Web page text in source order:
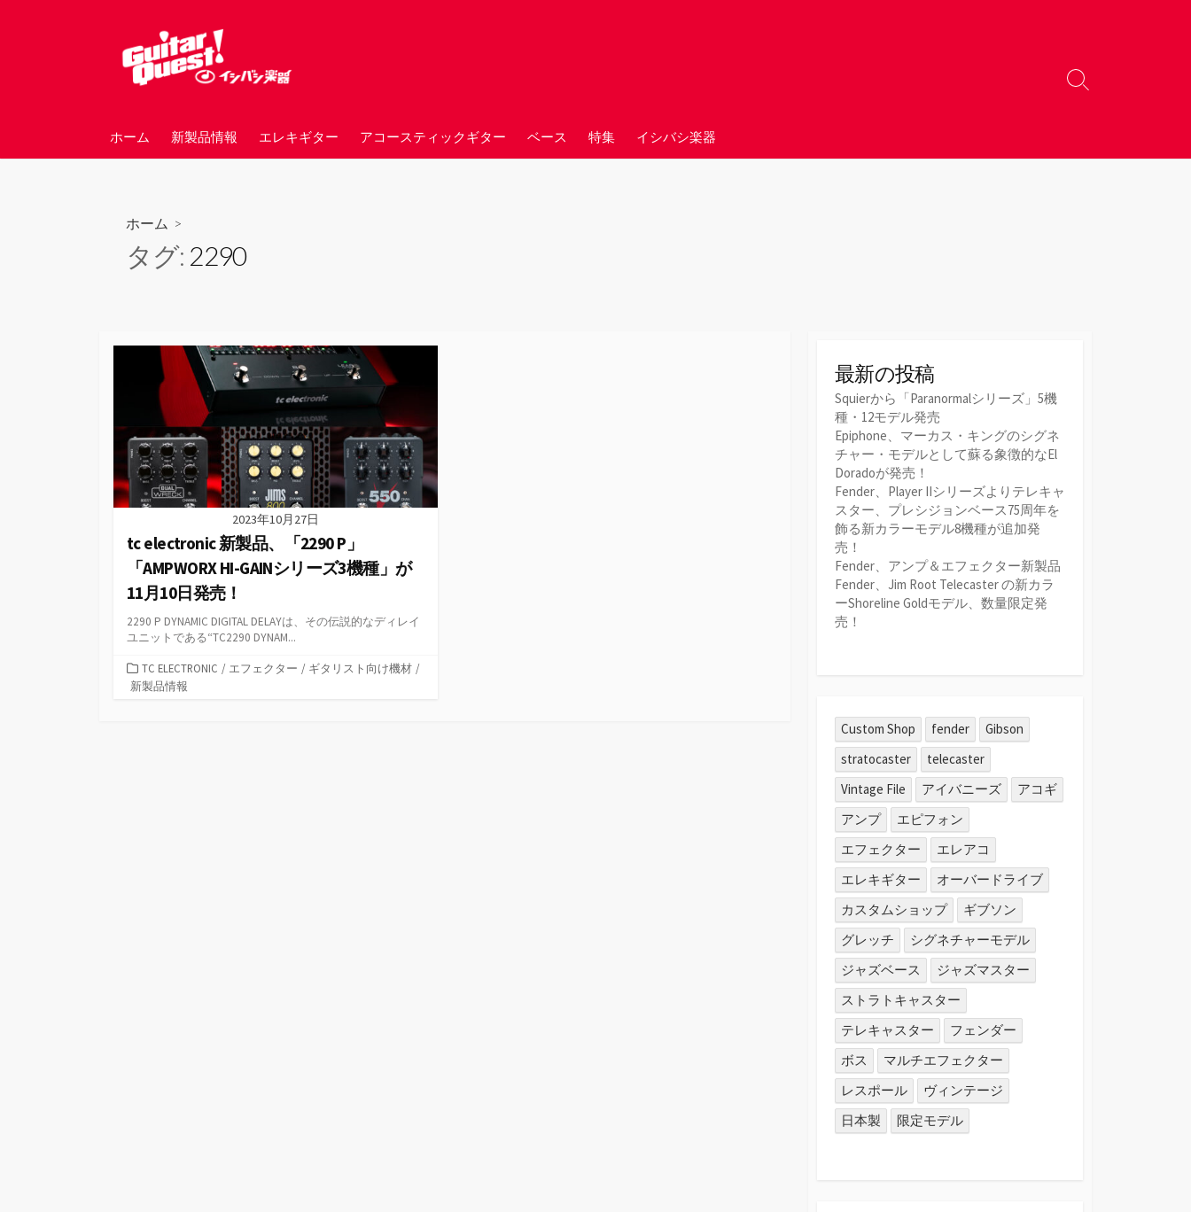
ホーム 新製品情報 エレキギター アコースティックギター ベース 特集 イシバシ楽器
検
替
ホーム >
タグ: 2290
2023年10月27日
tc electronic 新製品、「2290 P」
「AMPWORX HI-GAINシリーズ3機種」が
11月10日発売！
2290 P DYNAMIC DIGITAL DELAYは、その伝説的なディレイ
ユニットである“TC2290 DYNAM...
カ
テ
TC ELECTRONIC / エフェクター / ギタリスト向け機材 /
新製品情報
最新の投稿
Squierから「Paranormalシリーズ」5機
種・12モデル発売
Epiphone、マーカス・キングのシグネ
チャー・モデルとして蘇る象徴的なEl
Doradoが発売！
Fender、Player IIシリーズよりテレキャ
スター、プレシジョンベース75周年を
飾る新カラーモデル8機種が追加発
売！
Fender、アンプ＆エフェクター新製品
Fender、Jim Root Telecaster の新カラ
ーShoreline Goldモデル、数量限定発
売！
Custom Shop fender
Gibson
stratocaster
telecaster
Vintage File
アイバニーズ
アコギ
アンプ
エピフォン
エフェクター
エレアコ
エレキギター
オーバードライブ
カスタムショップ
ギブソン
グレッチ
シグネチャーモデル
ジャズベース
ジャズマスター
ストラトキャスター
テレキャスター
フェンダー
ボス
マルチエフェクター
レスポール
ヴィンテージ
日本製
限定モデル